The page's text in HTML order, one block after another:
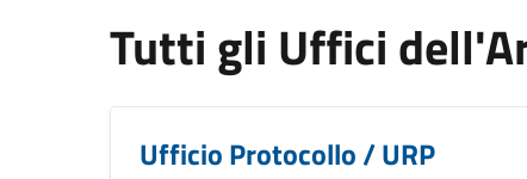
Tutti gli Uffici
Ufficio Protocollo / URP